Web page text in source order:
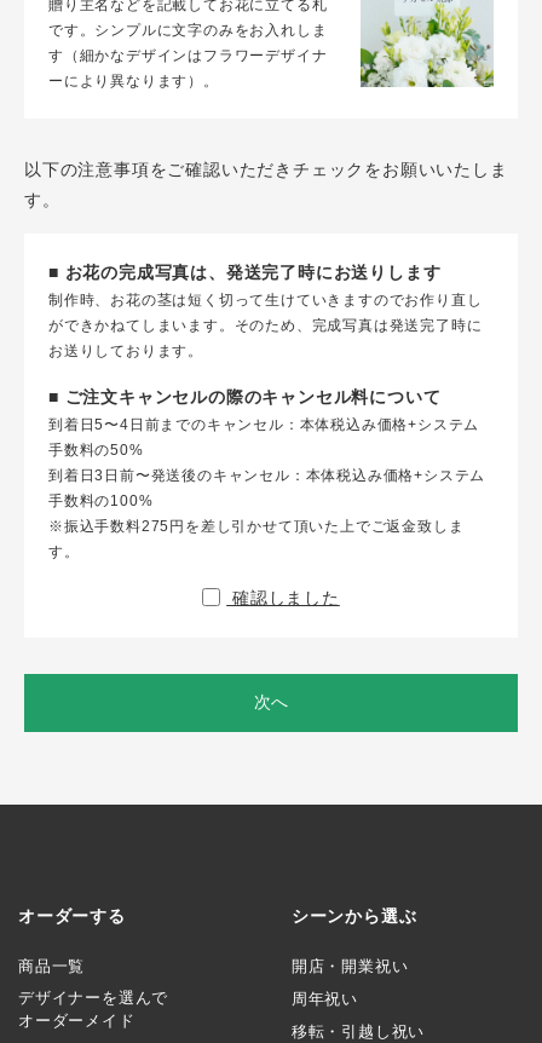
贈り主名などを記載してお花に立てる札
です。シンプルに文字のみをお入れしま
す（細かなデザインはフラワーデザイナ
ーにより異なります）。
以下の注意事項をご確認いただきチェックをお願いいたしま
す。
■ お花の完成写真は、発送完了時にお送りします
制作時、お花の茎は短く切って生けていきますのでお作り直し
ができかねてしまいます。そのため、完成写真は発送完了時に
お送りしております。
■ ご注文キャンセルの際のキャンセル料について
到着日5〜4日前までのキャンセル：本体税込み価格+システム
手数料の50%
到着日3日前〜発送後のキャンセル：本体税込み価格+システム
手数料の100%
※振込手数料275円を差し引かせて頂いた上でご返金致しま
す。
確認しました
次へ
オーダーする
商品一覧
デザイナーを選んで
オーダーメイド
シーンから選ぶ
開店・開業祝い
周年祝い
移転・引越し祝い